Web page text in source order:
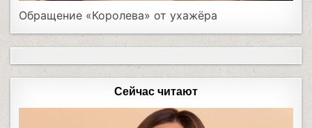
Обращение «Королева» от ухажёра
Сейчас читают